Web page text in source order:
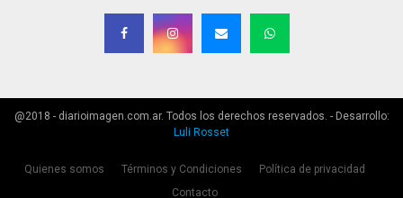
@2018 - diarioimagen.com.ar. Todos los derechos reservados. - Desarrollo:
Luli Rosset
Quienes somos Términos y Condiciones
Política de privacidad
Contacto